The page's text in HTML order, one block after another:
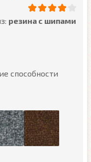
резина с шипами
способности